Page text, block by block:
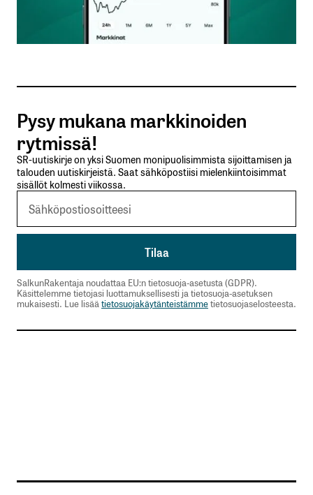
Sähköpostiosoitteesi
Tilaa SalkunRakentajan uutiskirje
Lähetä kommentti
Pysy mukana markkinoiden
rytmissä!
SR-uutiskirje on yksi Suomen monipuolisimmista sijoittamisen ja
talouden uutiskirjeistä. Saat sähköpostiisi mielenkiintoisimmat
sisällöt kolmesti viikossa.
SalkunRakentaja noudattaa EU:n tietosuoja-asetusta (GDPR).
Käsittelemme tietojasi luottamuksellisesti ja tietosuoja-asetuksen
mukaisesti. Lue lisäätietosuojakäytänteistämmetietosuojaselosteesta.